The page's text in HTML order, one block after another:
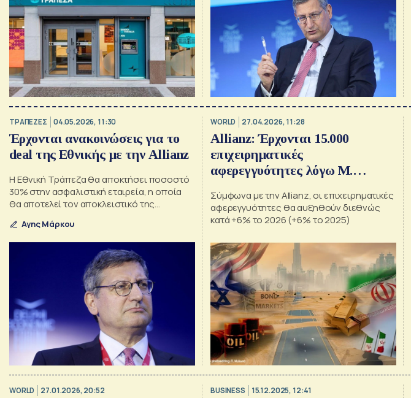
ΤΡΑΠΕΖΕΣ 04.05.2026, 11:30
Έρχονται ανακοινώσεις για το
deal της Εθνικής με την Allianz
Η Εθνική Τράπεζα θα αποκτήσει ποσοστό
30% στην ασφαλιστική εταιρεία, η οποία
θα αποτελεί τον αποκλειστικό της
Αγης Μάρκου
WORLD 27.04.2026, 11:28
Allianz: Έρχονται 15.000
επιχειρηματικές
αφερεγγυότητες λόγω Μ.
Σύμφωνα με την Allianz, οι επιχειρηματικές
αφερεγγυότητες θα αυξηθούν διεθνώς
κατά +6% το 2026 (+6% το 2025)
WORLD 27.01.2026, 20:52 BUSINESS 15.12.2025, 12:41